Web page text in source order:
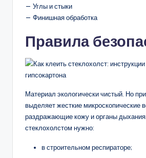
— Углы и стыки
— Финишная обработка
Правила
Материал экологически чистый. Но
выделяет жесткие микроскопические
раздражающие кожу и органы
стеклохолстом нужно:
в строительном респираторе;